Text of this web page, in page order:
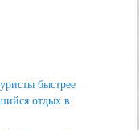
быстрее
отдых в